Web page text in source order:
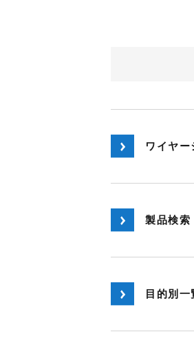
ワイヤ
製品検索
目的別一